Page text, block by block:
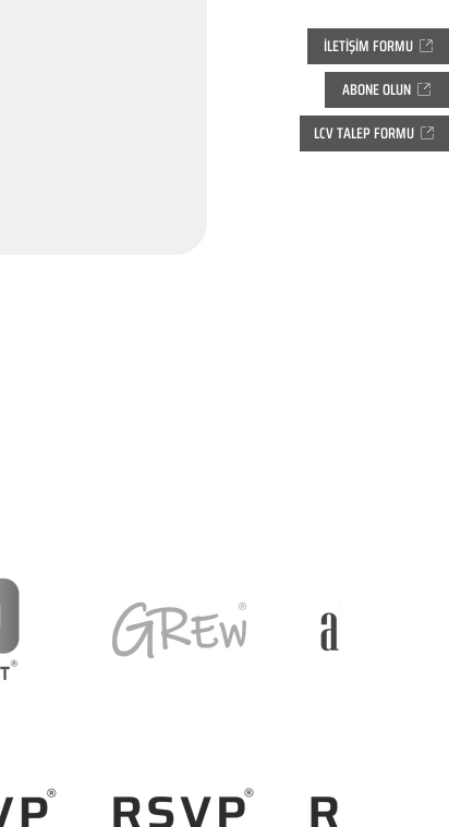
ABONE OLUN
LCV TALEP FORMU
İLETİŞİM FORMU